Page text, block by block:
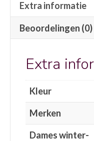
Extra informatie
Beoordelingen (0)
Extra
Kleur
Merken
Dames winter-